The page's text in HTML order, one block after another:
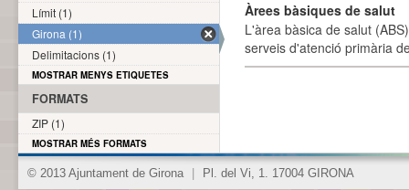
Àrees bàsiques de salut
L'àrea bàsica de salut
serveis d'atenció primària
Límit (1)
Girona (1)
Delimitacions (1)
MOSTRAR MENYS ETIQUETES
FORMATS
ZIP (1)
MOSTRAR MÉS FORMATS
© 2013 Ajuntament de Girona Pl. del Vi, 1. 17004 GIRONA